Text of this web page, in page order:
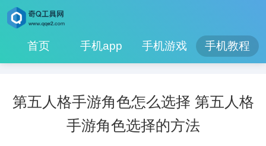
首页 手机app 手机游戏 手机教程
第五人格手游角色怎么选择 第五人格
手游角色选择的方法